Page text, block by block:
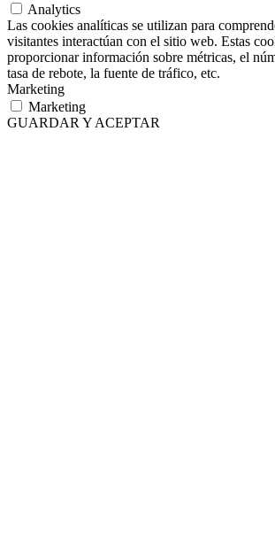
Analytics
Las cookies analíticas se utilizan para
visitantes interactúan con el sitio web. Estas
proporcionar información sobre métricas, el
tasa de rebote, la fuente de tráfico, etc.
Marketing
Marketing
GUARDAR Y ACEPTAR